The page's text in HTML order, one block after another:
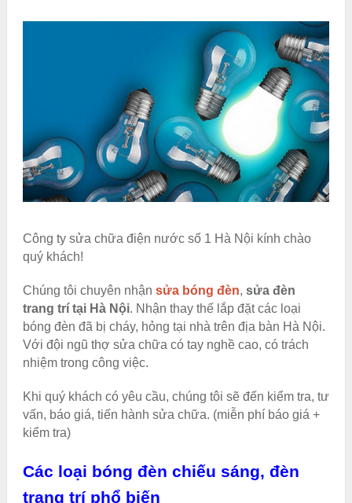
Công ty sửa chữa điện nước số 1 Hà Nội kính chào
quý khách!
Chúng tôi chuyên nhận sửa bóng đèn, sửa đèn
trang trí tại Hà Nội. Nhận thay thế lắp đặt các loại
bóng đèn đã bị cháy, hỏng tại nhà trên địa bàn Hà Nội.
Với đội ngũ thợ sửa chữa có tay nghề cao, có trách
nhiệm trong công việc.
Khi quý khách có yêu cầu, chúng tôi sẽ đến kiểm tra, tư
vấn, báo giá, tiến hành sửa chữa. (miễn phí báo giá +
kiểm tra)
Các loại bóng đèn chiếu sáng, đèn
trang trí phổ biến